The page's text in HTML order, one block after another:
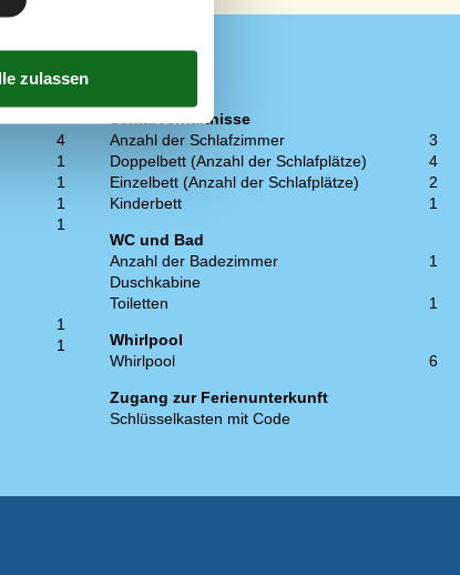
4
1
1
1
1
1
1
Schlafverhältnisse
Anzahl der Schlafzimmer
3
Doppelbett (Anzahl der Schlafplätze)
4
Einzelbett (Anzahl der Schlafplätze)
2
Kinderbett
1
WC und Bad
Anzahl der Badezimmer
1
Duschkabine
Toiletten
1
Whirlpool
Whirlpool
6
Zugang zur Ferienunterkunft
Schlüsselkasten mit Code